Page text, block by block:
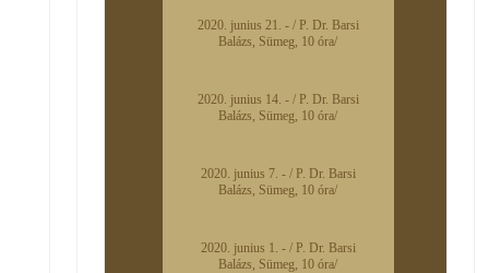
2020. junius 21. - / P. Dr. Barsi
Balázs, Sümeg, 10 óra/
2020. junius 14. - / P. Dr. Barsi
Balázs, Sümeg, 10 óra/
2020. junius 7. - / P. Dr. Barsi
Balázs, Sümeg, 10 óra/
2020. junius 1. - / P. Dr. Barsi
Balázs, Sümeg, 10 óra/